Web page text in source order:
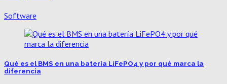
Software
Qué es el BMS en una batería LiFePO4 y por qué marca la
diferencia